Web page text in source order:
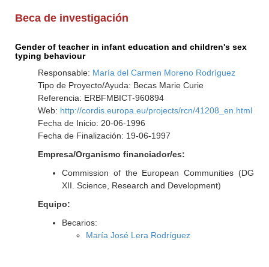
Beca de investigación
Gender of teacher in infant education and children's sex
typing behaviour
Responsable: María del Carmen Moreno Rodríguez
Tipo de Proyecto/Ayuda: Becas Marie Curie
Referencia: ERBFMBICT-960894
Web: http://cordis.europa.eu/projects/rcn/41208_en.html
Fecha de Inicio: 20-06-1996
Fecha de Finalización: 19-06-1997
Empresa/Organismo financiador/es:
Commission of the European Communities (DG
XII. Science, Research and Development)
Equipo:
Becarios:
María José Lera Rodríguez